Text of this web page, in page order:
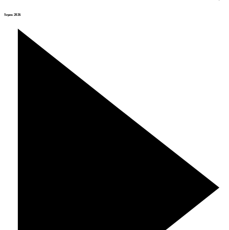
Srpen 2026